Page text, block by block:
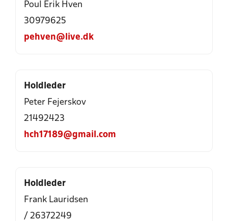
Poul Erik Hven
30979625
pehven@live.dk
Holdleder
Peter Fejerskov
21492423
hch17189@gmail.com
Holdleder
Frank Lauridsen
/ 26372249